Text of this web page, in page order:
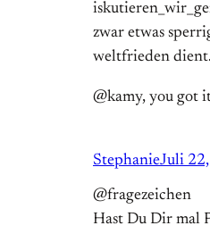
zwar etwas
weltfrieden dient.
@kamy, you got
StephanieJuli
@fragezeichen
Hast Du Dir mal